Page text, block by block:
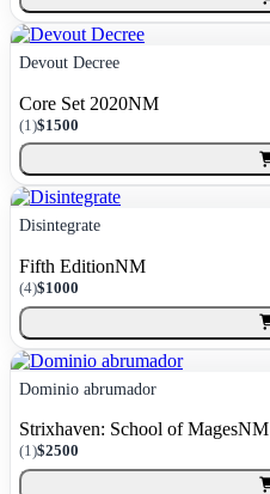
Devout Decree
Core Set 2020NM
(1)$1500
Disintegrate
Fifth EditionNM
(4)$1000
Dominio abrumador
Strixhaven: School of MagesNM
(1)$2500